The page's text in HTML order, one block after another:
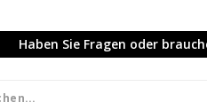
Haben Sie Fragen oder